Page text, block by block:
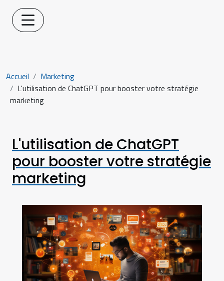
Accueil
Marketing
L'utilisation de ChatGPT pour booster votre stratégie
marketing
L'utilisation de ChatGPT
pour booster votre stratégie
marketing